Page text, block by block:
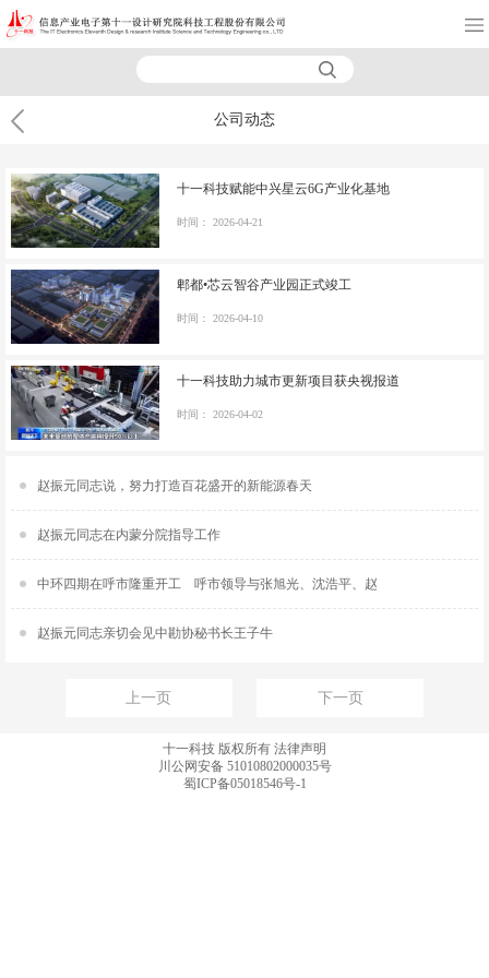
公司动态
十一科技赋能中兴星云6G产业化基地
时间： 2026-04-21
郫都•芯云智谷产业园正式竣工
时间： 2026-04-10
十一科技助力城市更新项目获央视报道
时间： 2026-04-02
赵振元同志说，努力打造百花盛开的新能源春天
赵振元同志在内蒙分院指导工作
中环四期在呼市隆重开工 呼市领导与张旭光、沈浩平、赵
赵振元同志亲切会见中勘协秘书长王子牛
上一页 下一页
十一科技 版权所有 法律声明
川公网安备 51010802000035号
蜀ICP备05018546号-1